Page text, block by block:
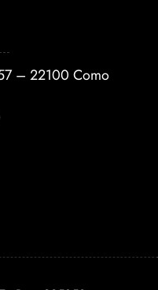
– 22100 Como